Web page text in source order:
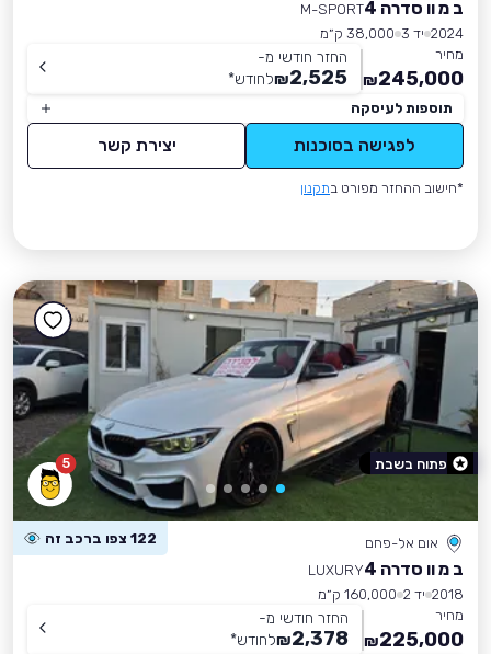
ב מ וו סדרה 4
M-SPORT
2024 יד 3
38,000 ק״מ
מחיר
245,000
₪
החזר חודשי מ-
2,525
₪לחודש*
תוספות לעיסקה
לפגישה בסוכנות יצירת קשר
*חישוב ההחזר מפורט בתקנון
5
אום אל-פחם 122 צפו ברכב זה
ב מ וו סדרה 4
LUXURY
2018 יד 2
160,000 ק״מ
מחיר
225,000
₪
החזר חודשי מ-
2,378
₪לחודש*
פתוח בשבת